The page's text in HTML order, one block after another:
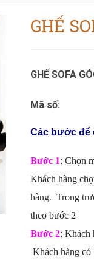
GHẾ
GHẾ SOFA
Mã số:
Các bước để
Bước 1: Chọn
Khách hàng
hàng. Trong
theo bước 2
Bước 2: Khách
Khách hàng có